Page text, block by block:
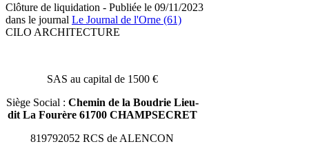
Clôture de liquidation - Publiée le 09/11/2023
dans le journal Le Journal de l'Orne (61)
CILO ARCHITECTURE
SAS au capital de 1500 €
Siège Social : Chemin de la Boudrie Lieu-
dit La Fourère 61700 CHAMPSECRET
819792052 RCS de ALENCON